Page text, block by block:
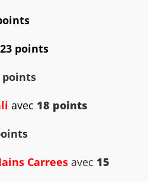
23 points
points
avec 18 points
Carrees avec 15